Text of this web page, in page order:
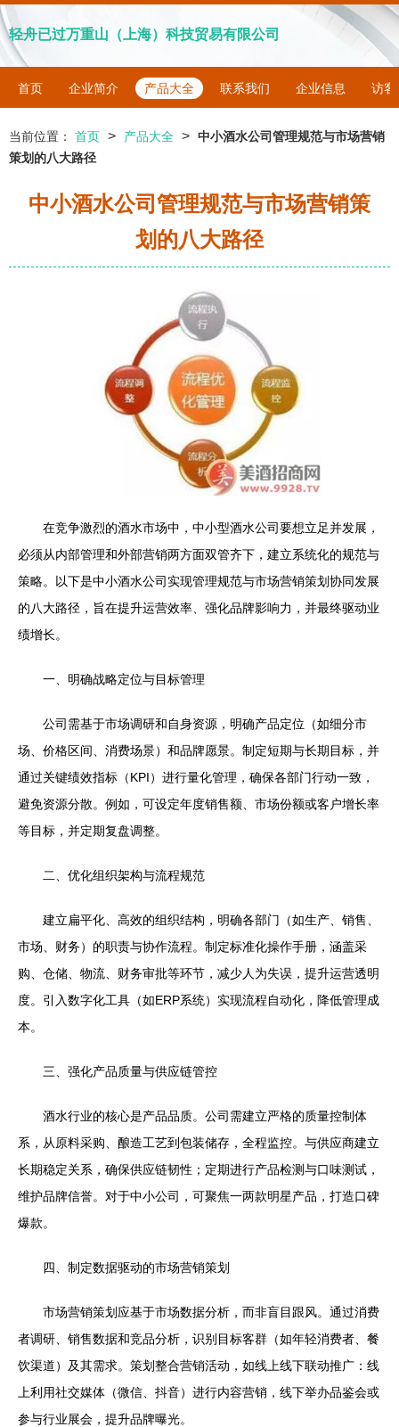
轻舟已过万重山（上海）科技贸易有限公司
首页 企业简介 产品大全 联系我们 企业信息 访客
当前位置： 首页 > 产品大全 > 中小酒水公司管理规范与市场营销
策划的八大路径
中小酒水公司管理规范与市场营销策
划的八大路径
在竞争激烈的酒水市场中，中小型酒水公司要想立足并发展，
必须从内部管理和外部营销两方面双管齐下，建立系统化的规范与
策略。以下是中小酒水公司实现管理规范与市场营销策划协同发展
的八大路径，旨在提升运营效率、强化品牌影响力，并最终驱动业
绩增长。
一、明确战略定位与目标管理
公司需基于市场调研和自身资源，明确产品定位（如细分市
场、价格区间、消费场景）和品牌愿景。制定短期与长期目标，并
通过关键绩效指标（KPI）进行量化管理，确保各部门行动一致，
避免资源分散。例如，可设定年度销售额、市场份额或客户增长率
等目标，并定期复盘调整。
二、优化组织架构与流程规范
建立扁平化、高效的组织结构，明确各部门（如生产、销售、
市场、财务）的职责与协作流程。制定标准化操作手册，涵盖采
购、仓储、物流、财务审批等环节，减少人为失误，提升运营透明
度。引入数字化工具（如ERP系统）实现流程自动化，降低管理成
本。
三、强化产品质量与供应链管控
酒水行业的核心是产品品质。公司需建立严格的质量控制体
系，从原料采购、酿造工艺到包装储存，全程监控。与供应商建立
长期稳定关系，确保供应链韧性；定期进行产品检测与口味测试，
维护品牌信誉。对于中小公司，可聚焦一两款明星产品，打造口碑
爆款。
四、制定数据驱动的市场营销策划
市场营销策划应基于市场数据分析，而非盲目跟风。通过消费
者调研、销售数据和竞品分析，识别目标客群（如年轻消费者、餐
饮渠道）及其需求。策划整合营销活动，如线上线下联动推广：线
上利用社交媒体（微信、抖音）进行内容营销，线下举办品鉴会或
参与行业展会，提升品牌曝光。